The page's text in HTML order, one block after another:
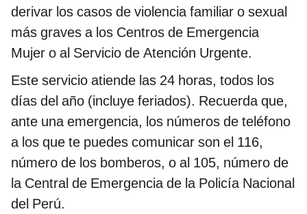
derivar los casos de violencia familiar o sexual
más graves a los Centros de Emergencia
Mujer o al Servicio de Atención Urgente.
Este servicio atiende las 24 horas, todos los
días del año (incluye feriados). Recuerda que,
ante una emergencia, los números de teléfono
a los que te puedes comunicar son el 116,
número de los bomberos, o al 105, número de
la Central de Emergencia de la Policía Nacional
del Perú.